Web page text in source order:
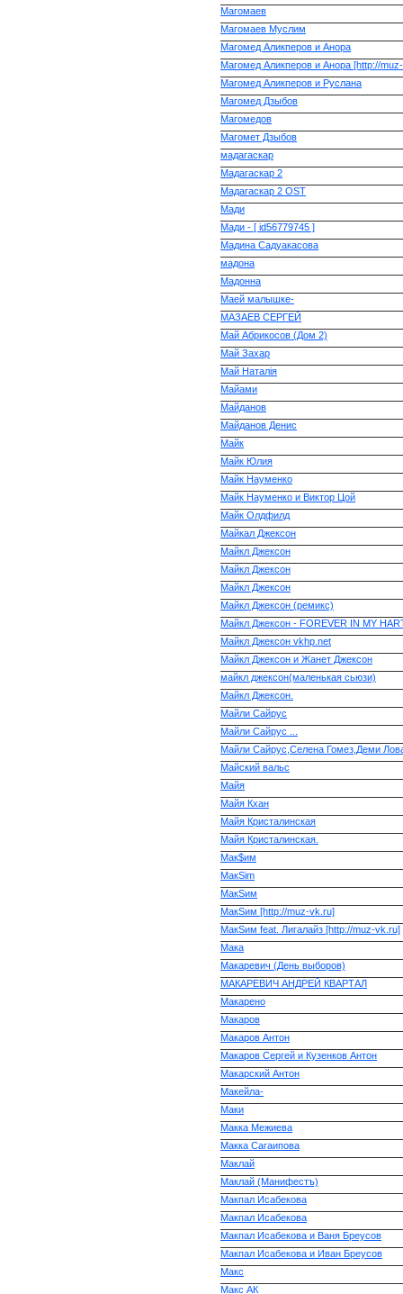
Магомаев
Магомаев Муслим
Магомед Аликперов и Анора
Магомед Аликперов и Анора [http://
Магомед Аликперов и Руслана
Магомед Дзыбов
Магомедов
Магомет Дзыбов
мадагаскар
Мадагаскар 2
Мадагаскар 2 OST
Мади
Мади - [ id56779745 ]
Мадина Садуакасова
мадона
Мадонна
Маей малышке-
МАЗАЕВ СЕРГЕЙ
Май Абрикосов (Дом 2)
Май Захар
Май Наталія
Майами
Майданов
Майданов Денис
Майк
Майк Юлия
Майк Науменко
Майк Науменко и Виктор Цой
Майк Олдфилд
Майкал Джексон
Майкл Джексон
Майкл Джексон
Майкл Джексон
Майкл Джексон (ремикс)
Майкл Джексон - FOREVER IN MY
Майкл Джексон vkhp.net
Майкл Джексон и Жанет Джексон
майкл джексон(маленькая сьюзи)
Майкл Джексон.
Майли Сайрус
Майли Сайрус ...
Майли Сайрус,Селена Гомез,Деми
Майский вальс
Майя
Майя Кхан
Майя Кристалинская
Майя Кристалинская.
Мак$им
МакSim
МакSим
МакSим [http://muz-vk.ru]
МакSим feat. Лигалайз [http://muz-vk.ru]
Мака
Макаревич (День выборов)
МАКАРЕВИЧ АНДРЕЙ КВАРТАЛ
Макарено
Макаров
Макаров Антон
Макаров Сергей и Кузенков Антон
Макарский Антон
Макейла-
Маки
Макка Межиева
Макка Сагаипова
Маклай
Маклай (Манифестъ)
Макпал Исабекова
Макпал Исабекова
Макпал Исабекова и Ваня Бреусов
Макпал Исабекова и Иван Бреусов
Макс
Макс АК